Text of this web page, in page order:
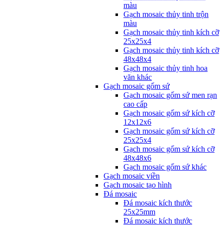
màu
Gạch mosaic thủy tinh trộn
màu
Gạch mosaic thủy tinh kích cỡ
25x25x4
Gạch mosaic thủy tinh kích cỡ
48x48x4
Gạch mosaic thủy tinh hoa
văn khác
Gạch mosaic gốm sứ
Gạch mosaic gốm sứ men rạn
cao cấp
Gạch mosaic gốm sứ kích cỡ
12x12x6
Gạch mosaic gốm sứ kích cỡ
25x25x4
Gạch mosaic gốm sứ kích cỡ
48x48x6
Gạch mosaic gốm sứ khác
Gạch mosaic viền
Gạch mosaic tạo hình
Đá mosaic
Đá mosaic kích thước
25x25mm
Đá mosaic kích thước